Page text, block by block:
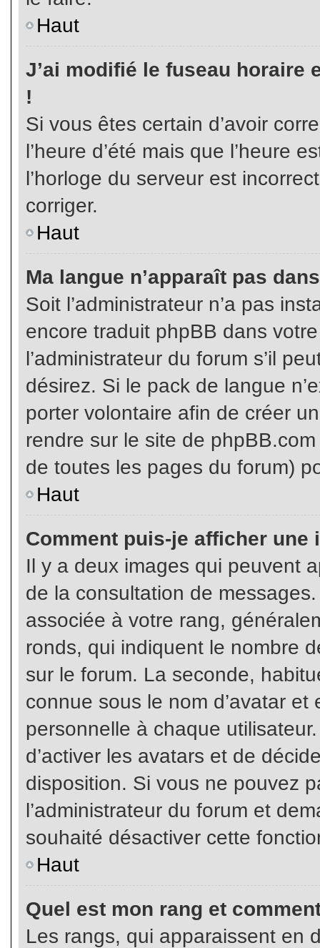
Haut
J’ai modifié le fuseau horaire
!
Si vous êtes certain d’avoir
l’heure d’été mais que l’heure
l’horloge du serveur est
corriger.
Haut
Ma langue n’apparaît pas
Soit l’administrateur n’a pas
encore traduit phpBB dans
l’administrateur du forum s’il
désirez. Si le pack de langue
porter volontaire afin de créer
rendre sur le site de
de toutes les pages du forum)
Haut
Comment puis-je afficher une
Il y a deux images qui peuvent
de la consultation de
associée à votre rang,
ronds, qui indiquent le nombre
sur le forum. La seconde,
connue sous le nom d’avatar
personnelle à chaque
d’activer les avatars et de
disposition. Si vous ne pouvez
l’administrateur du forum et
souhaité désactiver cette
Haut
Quel est mon rang et
Les rangs, qui apparaissent en